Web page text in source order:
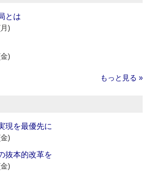
とは
)
)
もっと見る »
現を最優先に
)
抜本的改革を
)